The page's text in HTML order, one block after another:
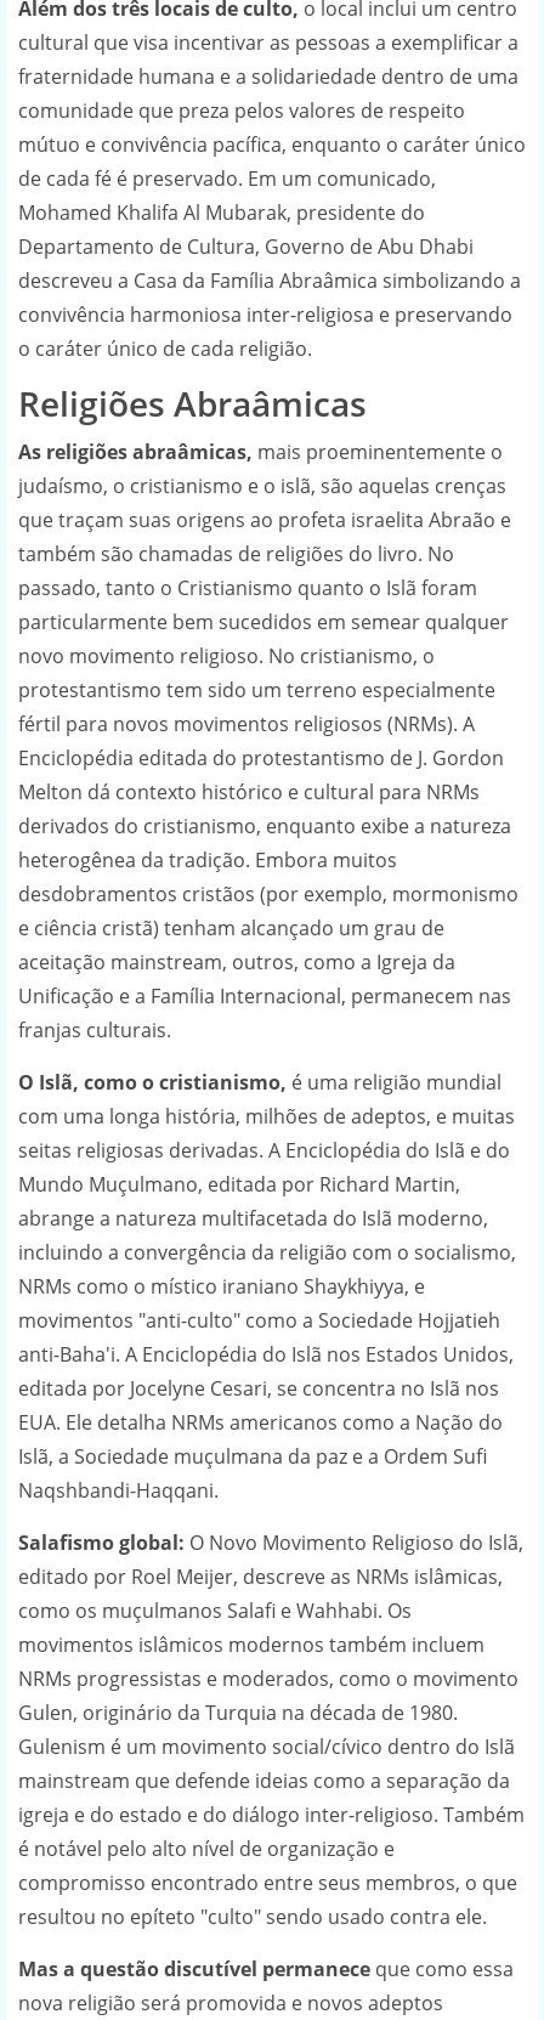
Além dos três locais de culto, o local inclui um centro
cultural que visa incentivar as pessoas a exemplificar a
fraternidade humana e a solidariedade dentro de uma
comunidade que preza pelos valores de respeito
mútuo e convivência pacífica, enquanto o caráter único
de cada fé é preservado. Em um comunicado,
Mohamed Khalifa Al Mubarak, presidente do
Departamento de Cultura, Governo de Abu Dhabi
descreveu a Casa da Família Abraâmica simbolizando a
convivência harmoniosa inter-religiosa e preservando
o caráter único de cada religião.
Religiões Abraâmicas
As religiões abraâmicas, mais proeminentemente o
judaísmo, o cristianismo e o islã, são aquelas crenças
que traçam suas origens ao profeta israelita Abraão e
também são chamadas de religiões do livro. No
passado, tanto o Cristianismo quanto o Islã foram
particularmente bem sucedidos em semear qualquer
novo movimento religioso. No cristianismo, o
protestantismo tem sido um terreno especialmente
fértil para novos movimentos religiosos (NRMs). A
Enciclopédia editada do protestantismo de J. Gordon
Melton dá contexto histórico e cultural para NRMs
derivados do cristianismo, enquanto exibe a natureza
heterogênea da tradição. Embora muitos
desdobramentos cristãos (por exemplo, mormonismo
e ciência cristã) tenham alcançado um grau de
aceitação mainstream, outros, como a Igreja da
Unificação e a Família Internacional, permanecem nas
franjas culturais.
O Islã, como o cristianismo, é uma religião mundial
com uma longa história, milhões de adeptos, e muitas
seitas religiosas derivadas. A Enciclopédia do Islã e do
Mundo Muçulmano, editada por Richard Martin,
abrange a natureza multifacetada do Islã moderno,
incluindo a convergência da religião com o socialismo,
NRMs como o místico iraniano Shaykhiyya, e
movimentos "anti-culto" como a Sociedade Hojjatieh
anti-Baha'i. A Enciclopédia do Islã nos Estados Unidos,
editada por Jocelyne Cesari, se concentra no Islã nos
EUA. Ele detalha NRMs americanos como a Nação do
Islã, a Sociedade muçulmana da paz e a Ordem Sufi
Naqshbandi-Haqqani.
Salafismo global: O Novo Movimento Religioso do Islã,
editado por Roel Meijer, descreve as NRMs islâmicas,
como os muçulmanos Salafi e Wahhabi. Os
movimentos islâmicos modernos também incluem
NRMs progressistas e moderados, como o movimento
Gulen, originário da Turquia na década de 1980.
Gulenism é um movimento social/cívico dentro do Islã
mainstream que defende ideias como a separação da
igreja e do estado e do diálogo inter-religioso. Também
é notável pelo alto nível de organização e
compromisso encontrado entre seus membros, o que
resultou no epíteto "culto" sendo usado contra ele.
Mas a questão discutível permanece que como essa
nova religião será promovida e novos adeptos